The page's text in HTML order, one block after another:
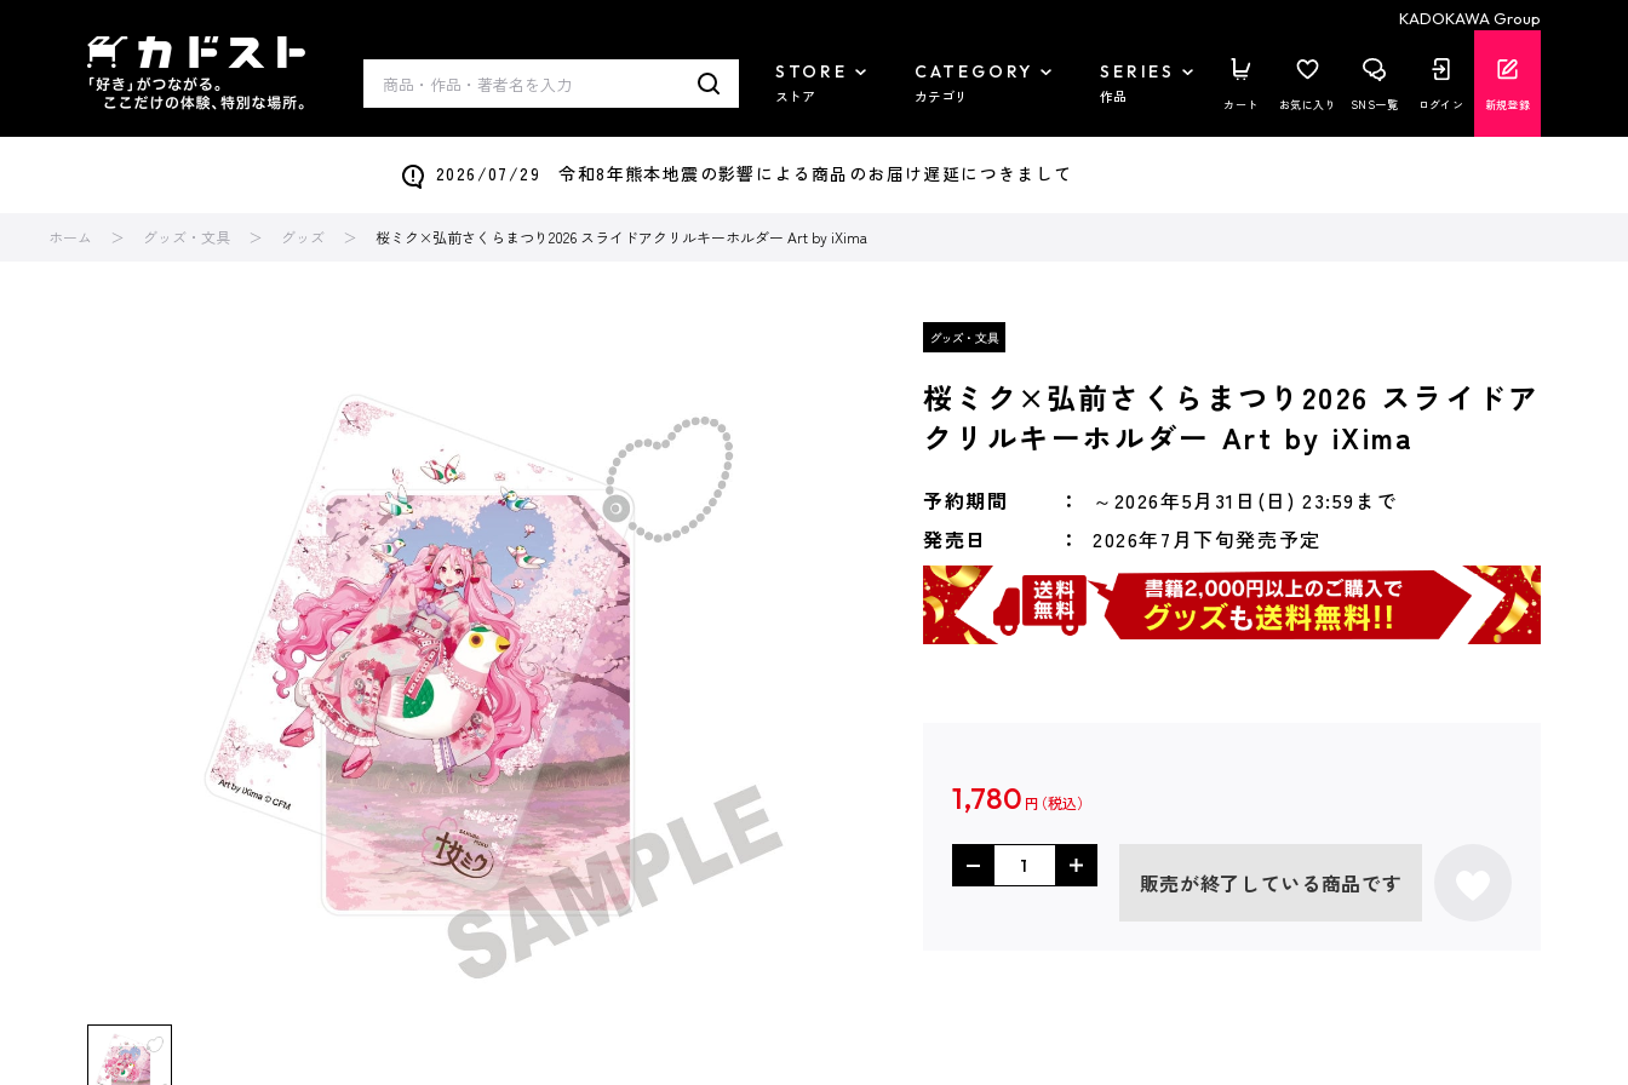
KADOKAWA Group
STORE
ストア
CATEGORY
カテゴリ
SERIES
作品 カート お気に入り SNS一覧 ログイン 新規登録
2026/07/29 令和8年熊本地震の影響による商品のお届け遅延につきまして
ホーム グッズ・文具 グッズ 桜ミク×弘前さくらまつり2026 スライドアクリルキーホルダー Art by iXima
桜ミク×弘前さくらまつり2026 スライドア
クリルキーホルダー Art by iXima
予約期間
～2026年5月31日(日) 23:59まで
発売日
2026年7月下旬発売予定
1,780 円
販売が終了している商品です